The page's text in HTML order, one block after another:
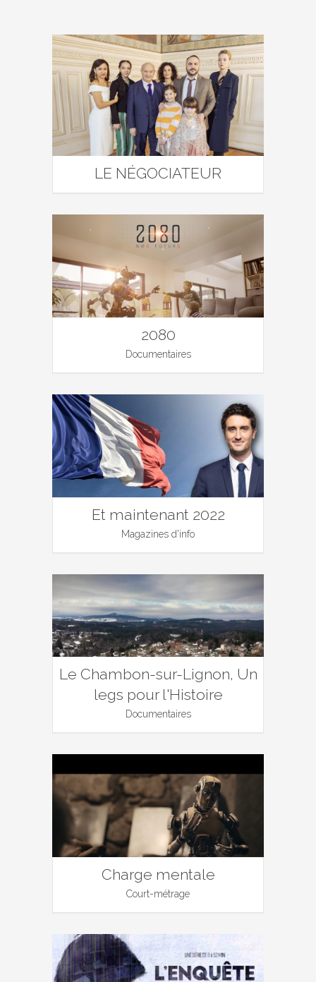
LE NÉGOCIATEUR
2080
Documentaires
Et maintenant 2022
Magazines d'info
Le Chambon-sur-Lignon, Un
legs pour l'Histoire
Documentaires
Charge mentale
Court-métrage